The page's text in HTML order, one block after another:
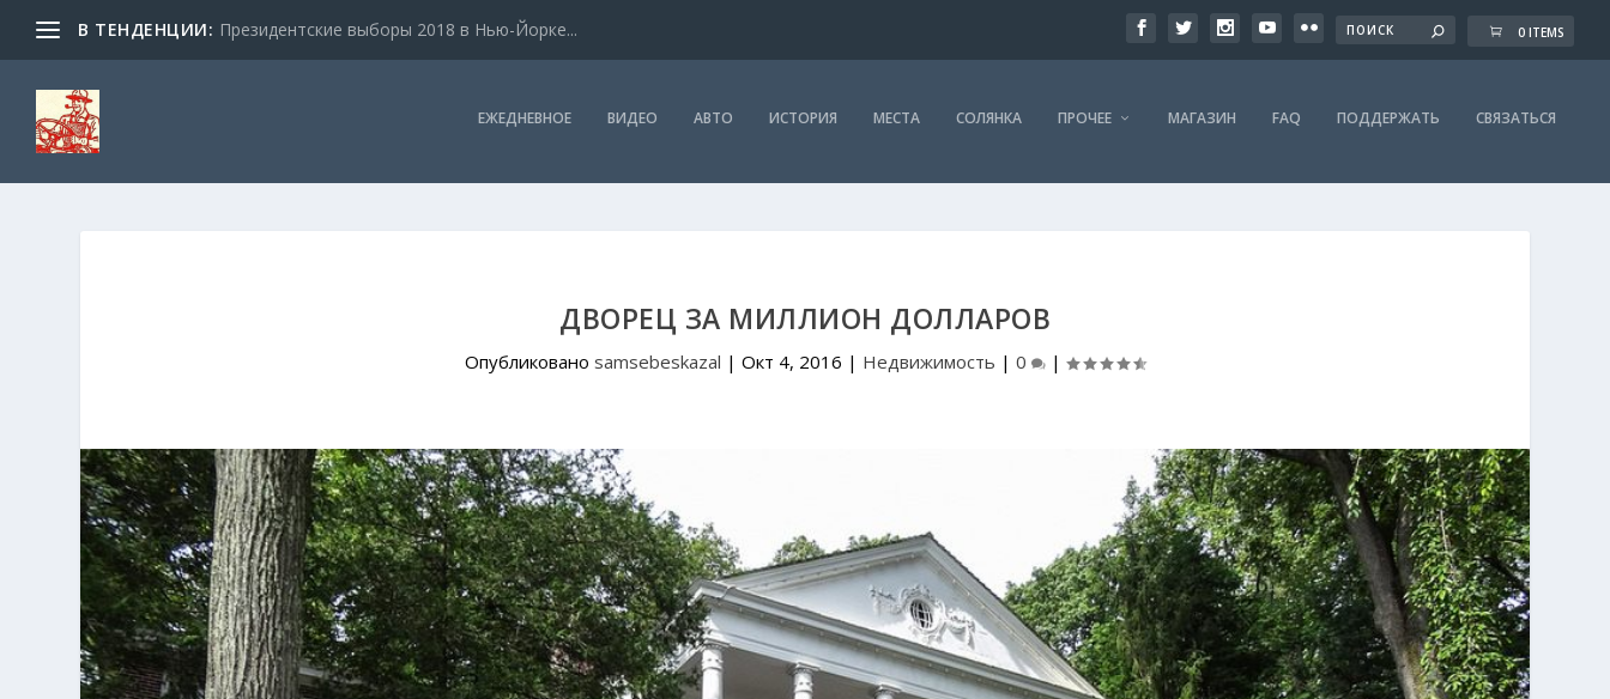
В ТЕНДЕНЦИИ: Президентские выборы 2018 в Нью-Йорке... 0 ITEMS
ЕЖЕДНЕВНОЕ ВИДЕО АВТО ИСТОРИЯ МЕСТА СОЛЯНКА ПРОЧЕЕ МАГАЗИН FAQ ПОДДЕРЖАТЬ СВЯЗАТЬСЯ
ДВОРЕЦ ЗА МИЛЛИОН ДОЛЛАРОВ
Опубликовано samsebeskazal | Окт 4, 2016 | Недвижимость | 0 |